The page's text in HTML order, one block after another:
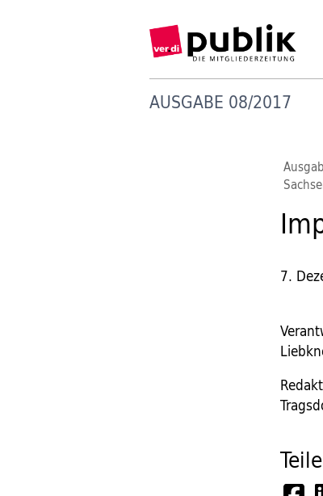
AUSGABE 08/2017
7.